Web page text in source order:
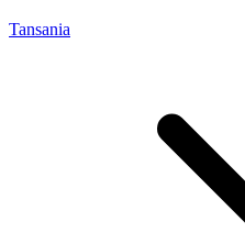
Tansania